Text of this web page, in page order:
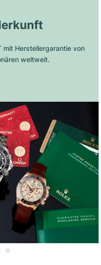
mit Herstellergarantie von
weltweit.